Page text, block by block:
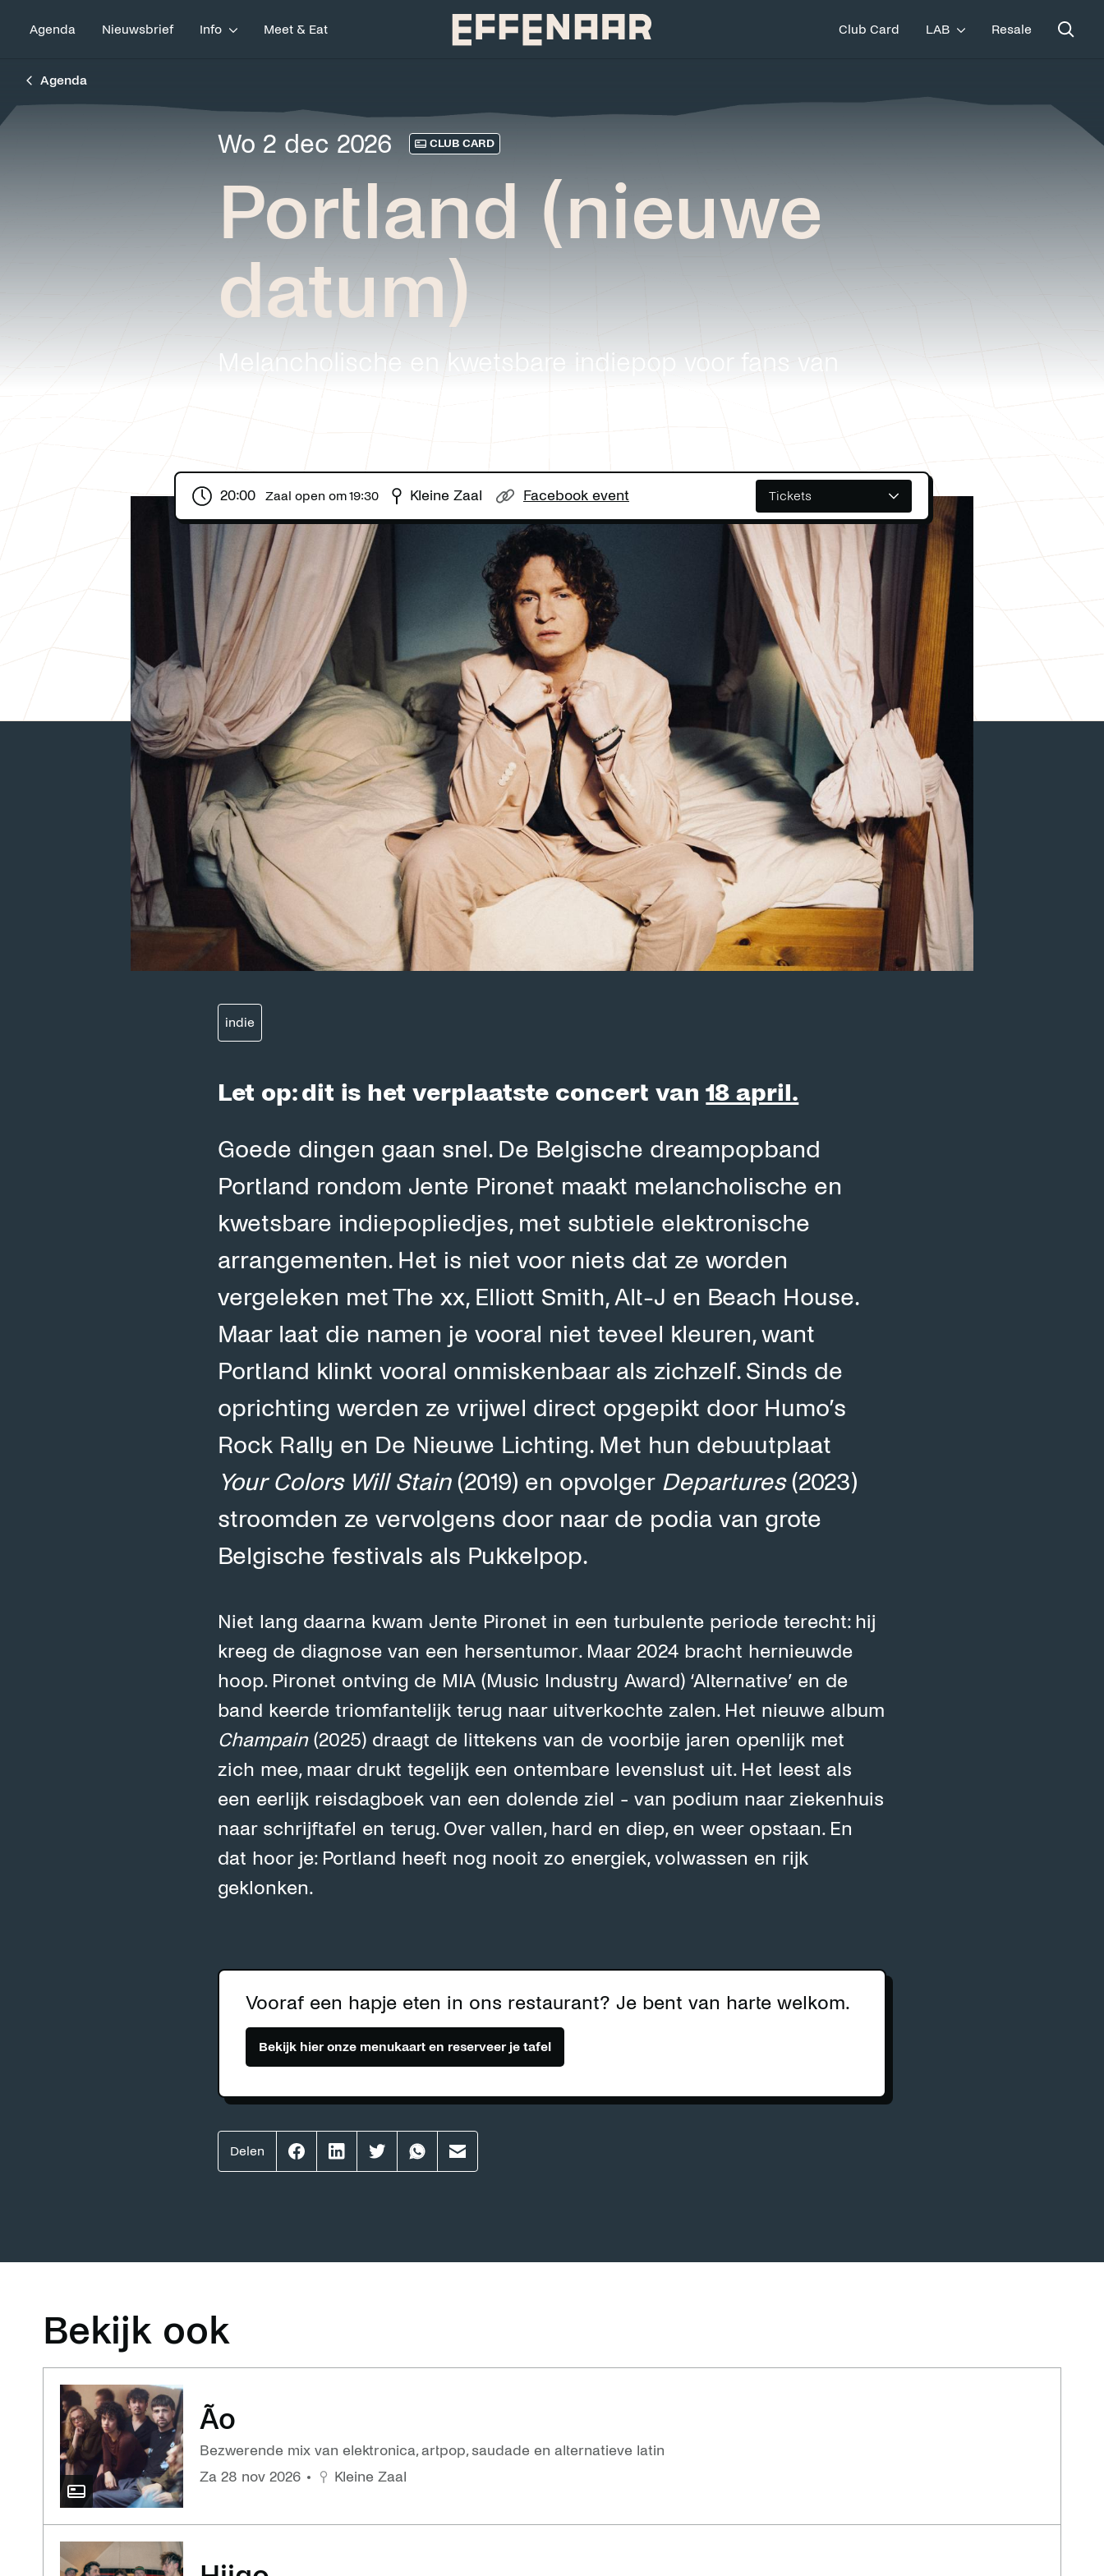
Agenda Nieuwsbrief Info Meet & Eat Club Card LAB Resale
Agenda
wo 2 dec 2026 CLUB CARD
Portland (nieuwe
datum)
Melancholische en kwetsbare indiepop voor fans van
20:00 Zaal open om19:30 Kleine Zaal Facebook event Tickets
indie
Let op: dit is het verplaatste concert van18 april.
Goede dingen gaan snel. De Belgische dreampopband
Portland rondom Jente Pironet maakt melancholische en
kwetsbare indiepopliedjes, met subtiele elektronische
arrangementen. Het is niet voor niets dat ze worden
vergeleken met The xx, Elliott Smith, Alt-J en Beach House.
Maar laat die namen je vooral niet teveel kleuren, want
Portland klinkt vooral onmiskenbaar als zichzelf. Sinds de
oprichting werden ze vrijwel direct opgepikt door Humo’s
Rock Rally en De Nieuwe Lichting. Met hun debuutplaat
Your Colors Will Stain(2019) en opvolger Departures(2023)
stroomden ze vervolgens door naar de podia van grote
Belgische festivals als Pukkelpop.
Niet lang daarna kwam Jente Pironet in een turbulente periode terecht: hij
kreeg de diagnose van een hersentumor. Maar 2024 bracht hernieuwde
hoop. Pironet ontving de MIA (Music Industry Award) ‘Alternative’ en de
band keerde triomfantelijk terug naar uitverkochte zalen. Het nieuwe album
Champain(2025) draagt de littekens van de voorbije jaren openlijk met
zich mee, maar drukt tegelijk een ontembare levenslust uit. Het leest als
een eerlijk reisdagboek van een dolende ziel - van podium naar ziekenhuis
naar schrijftafel en terug. Over vallen, hard en diep, en weer opstaan. En
dat hoor je: Portland heeft nog nooit zo energiek, volwassen en rijk
geklonken.
Vooraf een hapje eten in ons restaurant? Je bent van harte welkom.
Bekijk hier onze menukaart en reserveer je tafel
Delen
Effenaar
op
Effenaar
op
Effenaar
op
Effenaar
op
Effenaar
op
Bekijk ook
Ão
Bezwerende mix van elektronica, artpop, saudade en alternatieve latin
za 28 nov 2026
Kleine Zaal